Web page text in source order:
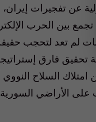
عن تفجيرات
بين الحرب
لم تعد لتحجب
تحقيق فارق
امتلاك السلاح